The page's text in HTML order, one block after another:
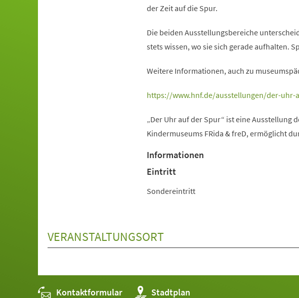
der Zeit auf die Spur.
Die beiden Ausstellungsbereiche
stets wissen, wo sie sich gerade aufhalten.
Weitere Informationen, auch zu
https://www.hnf.de/ausstellungen/der-uhr-
„Der Uhr auf der Spur“ ist eine Ausstellung
Kindermuseums FRida & freD, ermöglicht
Informationen
Eintritt
Sondereintritt
VERANSTALTUNGSORT
Kontaktformular Stadtplan
(Öffnet